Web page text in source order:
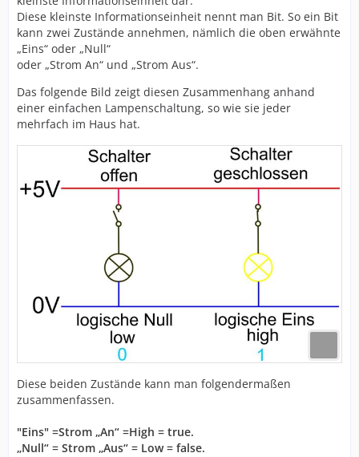
Diese kleinste Informationseinheit nennt man Bit. So ein Bit
kann zwei Zustände annehmen, nämlich die oben erwähnte
„Eins“ oder „Null“
oder „Strom An“ und „Strom Aus“.
Das folgende Bild zeigt diesen Zusammenhang anhand
einer einfachen Lampenschaltung, so wie sie jeder
mehrfach im Haus hat.
Diese beiden Zustände kann man folgendermaßen
zusammenfassen.
"Eins" =Strom „An“ =High = true.
„Null“ = Strom „Aus“ = Low = false.